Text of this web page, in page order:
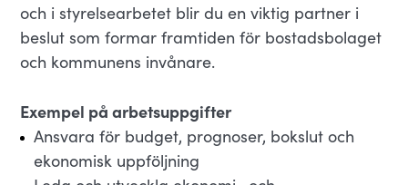
och i styrelsearbetet blir du en viktig partner i
beslut som formar framtiden för bostadsbolaget
och kommunens invånare.
Exempel på arbetsuppgifter
Ansvara för budget, prognoser, bokslut och
ekonomisk uppföljning